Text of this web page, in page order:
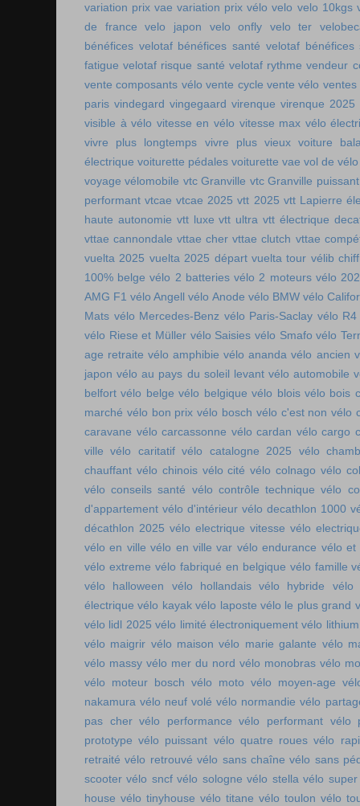
variation prix vae variation prix vélo velo velo 10kgs
de france
velo japon velo onfly velo ter
bénéfices velotaf bénéfices santé velotaf
fatigue velotaf risque santé velotaf rythme vendeur
vente composants vélo vente cycle vente vélo ventes
paris vindegard vingegaard virenque virenque 2025
visible à vélo vitesse en vélo vitesse max vélo
vivre plus longtemps
vivre plus vieux voiture
électrique voiturette pédales voiturette vae vol de
voyage vélomobile vtc Granville vtc Granville puissant
performant vtcae vtcae 2025 vtt 2025 vtt Lapierre
haute autonomie vtt luxe vtt ultra vtt électrique
vttae cannondale vttae cher vttae clutch vttae
vuelta 2025 vuelta 2025 départ vuelta tour vélib
100% belge vélo 2 batteries vélo 2 moteurs vélo
AMG F1 vélo Angell vélo Anode vélo BMW vélo
Mats vélo Mercedes-Benz vélo Paris-Saclay vélo R4
vélo Riese et Müller vélo Saisies vélo Smafo vélo
age retraite vélo amphibie vélo ananda vélo ancien
japon vélo au pays du soleil levant vélo automobile
belfort vélo belge vélo belgique vélo blois vélo bois
marché vélo bon prix vélo bosch vélo c'est non vélo
caravane vélo carcassonne vélo cardan vélo cargo
ville vélo caritatif vélo catalogne 2025
vélo
chauffant vélo chinois vélo cité vélo colnago vélo
vélo conseils santé vélo contrôle technique vélo
d'appartement vélo d'intérieur vélo decathlon 1000
décathlon 2025 vélo electrique vitesse vélo
vélo en ville vélo en ville var vélo endurance vélo et
vélo extreme vélo fabriqué en belgique vélo famille
vélo halloween
vélo hollandais vélo hybride
vélo
électrique vélo kayak vélo laposte vélo le plus grand
vélo lidl 2025 vélo limité électroniquement vélo lithium
vélo maigrir vélo maison vélo marie galante vélo
vélo massy vélo mer du nord vélo monobras vélo
vélo moteur bosch vélo moto vélo moyen-age
nakamura vélo neuf volé vélo normandie vélo
pas cher vélo performance vélo performant vélo
prototype vélo puissant vélo quatre roues vélo
retraité vélo retrouvé vélo sans chaîne vélo sans
scooter vélo sncf vélo sologne vélo stella vélo
house vélo tinyhouse vélo titane vélo toulon vélo